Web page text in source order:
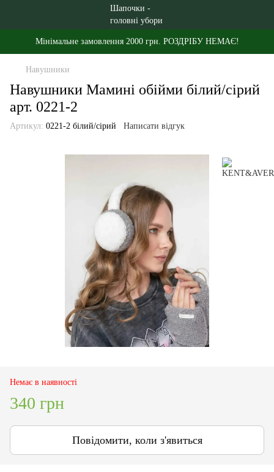
Мінімальне замовлення 2000 грн. РОЗДРІБУ НЕМАЄ!
Навушники
Навушники Мамині обійми білий/сірий
арт. 0221-2
Артикул: 0221-2 білий/сірий Написати відгук
Немає в наявності
340 грн
Повідомити, коли з'явиться